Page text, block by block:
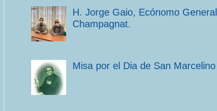
H. Jorge Gaio, Ecónomo
Champagnat.
Misa por el Dia de San